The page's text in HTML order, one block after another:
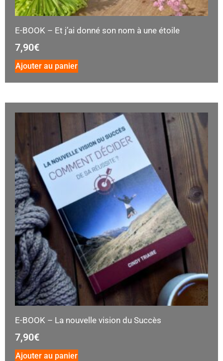
E-BOOK – Et j’ai donné son nom à une étoile
7,90€
Ajouter au panier
E-BOOK – La nouvelle vision du Succès
7,90€
Ajouter au panier